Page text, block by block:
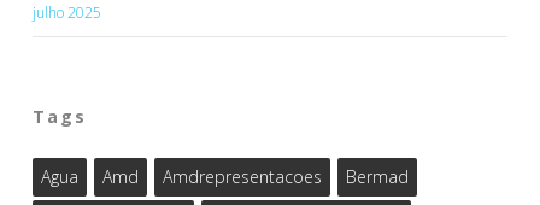
julho 2025
Tags
Agua Amd Amdrepresentacoes
Bermad